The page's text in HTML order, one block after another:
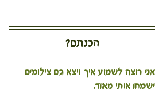
הכנתם?
אני רוצה לשמוע איך ויצא גם צילומים
ישמחו אותי מאוד.